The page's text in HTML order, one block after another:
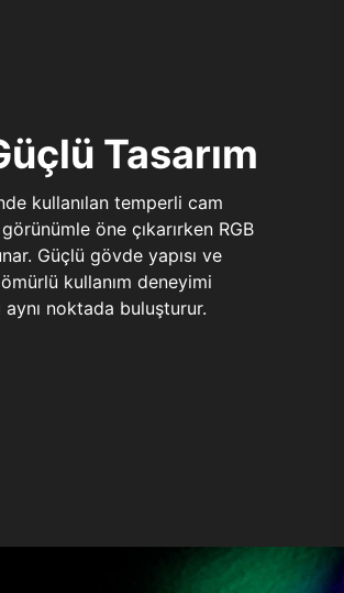
Tasarım
kullanılan temperli cam
öne çıkarırken RGB
Güçlü gövde yapısı ve
kullanım deneyimi
noktada buluşturur.